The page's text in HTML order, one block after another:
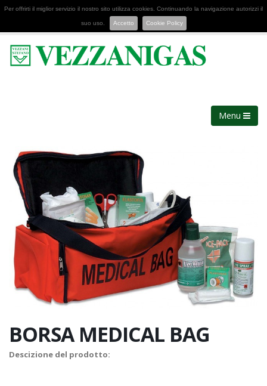
Per offrirti il miglior servizio il nostro sito utilizza cookies. Continuando la navigazione autorizzi il
suo uso. Accetto Cookie Policy
Menu
BORSA MEDICAL BAG
Descizione del prodotto: